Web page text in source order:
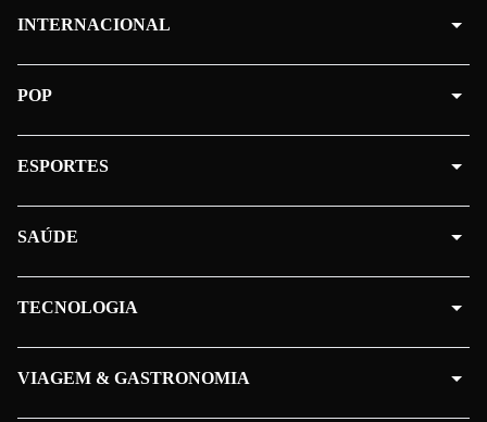
INTERNACIONAL
POP
ESPORTES
SAÚDE
TECNOLOGIA
VIAGEM & GASTRONOMIA